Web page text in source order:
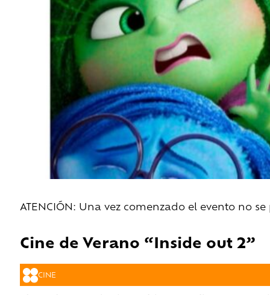
ATENCIÓN: Una vez comenzado el evento no
Cine de Verano “Inside out 2”
CINE